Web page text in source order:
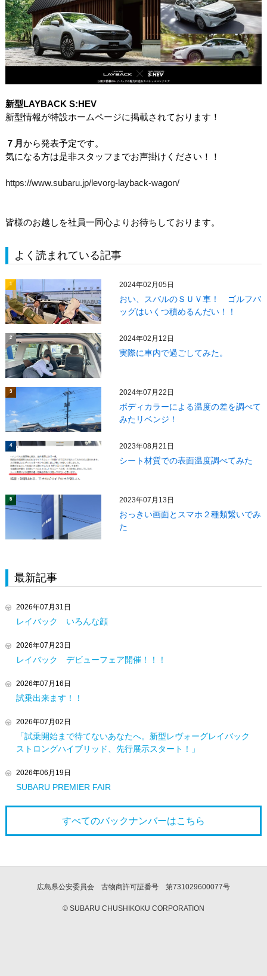
新型LAYBACK S:HEV
新型情報が特設ホームページに掲載されております！
７月 から発表予定です。
気になる方は是非スタッフまでお声掛けください！！
https://www.subaru.jp/levorg-layback-wagon/
皆様のお越しを社員一同心よりお待ちしております。
よく読まれている記事
1 2024年02月05日
おい、スバルのＳＵＶ車！ ゴルフバ
ッグはいくつ積めるんだい！！
2 2024年02月12日
実際に車内で過ごしてみた。
3 2024年07月22日
ボディカラーによる温度の差を調べて
みたリベンジ！
4 2023年08月21日
シート材質での表面温度調べてみた
5 2023年07月13日
おっきい画面とスマホ２種類繋いでみ
た
最新記事
2026年07月31日
レイバック いろんな顔
2026年07月23日
レイバック デビューフェア開催！！！
2026年07月16日
試乗出来ます！！
2026年07月02日
「試乗開始まで待てないあなたへ。新型レヴォーグレイバック
ストロングハイブリッド、先行展示スタート！」
2026年06月19日
SUBARU PREMIER FAIR
すべてのバックナンバーはこちら
広島県公安委員会 古物商許可証番号 第731029600077号
© SUBARU CHUSHIKOKU CORPORATION